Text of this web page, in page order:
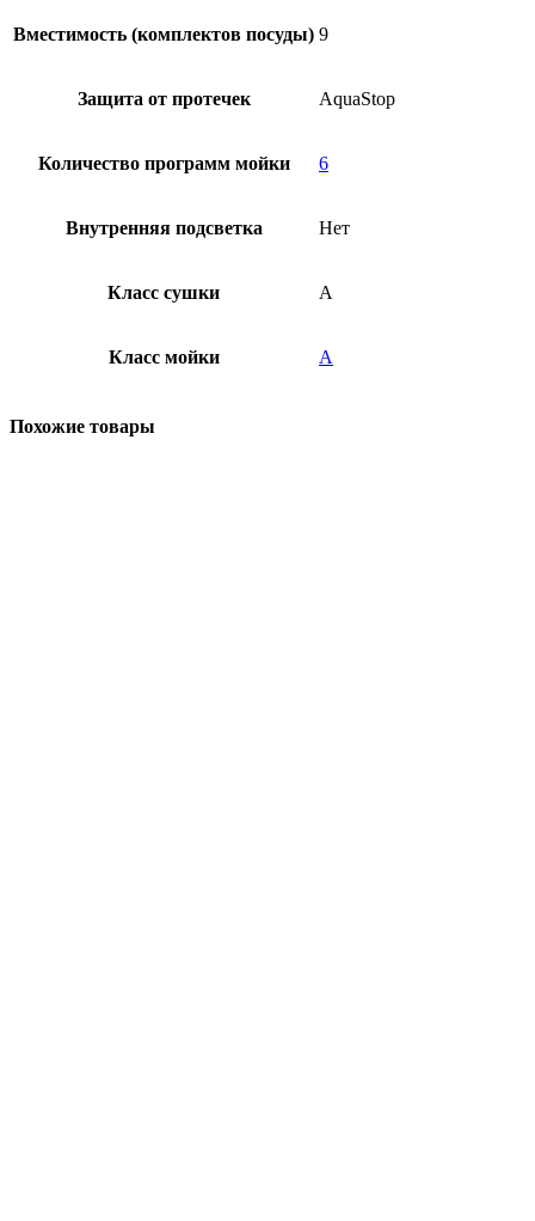
Вместимость (комплектов посуды) 9
Защита от протечек AquaStop
Количество программ мойки 6
Внутренняя подсветка Нет
Класс сушки A
Класс мойки A
Похожие товары